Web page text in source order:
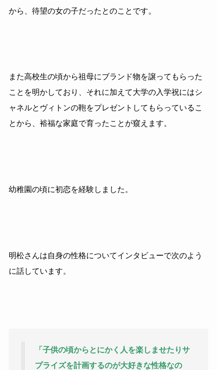
から、待望の女の子だったとのことです。
また高校生の頃から祖母にブランド物を譲ってもらった
ことを明かしており、それに加えて大学の入学祝にはシ
ャネルとヴィトンの鞄をプレゼントしてもらっているこ
とから、裕福な家庭で育ったことが窺えます。
幼稚園の頃に初恋を経験しました。
明松さんは自身の性格についてインタビューで次のよう
に話しています。
「子供の頃からとにかく人を楽しませたりサ
プライズを計画するのが大好きな性格なの